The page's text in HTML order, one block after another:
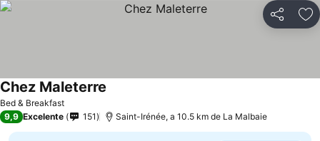
Partilhar
Bed & Breakfast
Chez Maleterre
9,9 Excelente 151 Saint-Irénée, a 10.5 km de La Malbaie